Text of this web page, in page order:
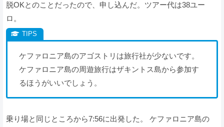
脱OKとのことだったので、申し込んだ。ツアー代は38ユー
ロ。
ケファロニア島のアゴストリは旅行社が少ないです。
ケファロニア島の周遊旅行はザキントス島から参加す
るほうがいいでしょう。
乗り場と同じところから7:56に出発した。 ケファロニア島の